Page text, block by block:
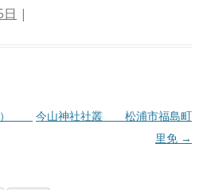
|
）
今山神社社叢 松浦市福島町
里免 →